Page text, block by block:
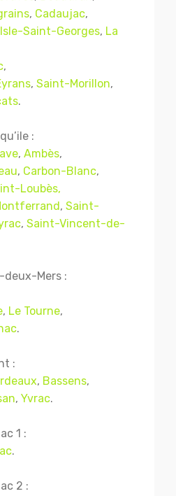
, Cadaujac,
Isle-Saint-Georges, La
,
, Saint-Morillon,
.
:
, Ambès,
, Carbon-Blanc,
Loubès,
, Saint-
, Saint-Vincent-de-
deux-Mers :
, Le Tourne,
.
:
, Bassens,
, Yvrac.
1 :
.
2 :